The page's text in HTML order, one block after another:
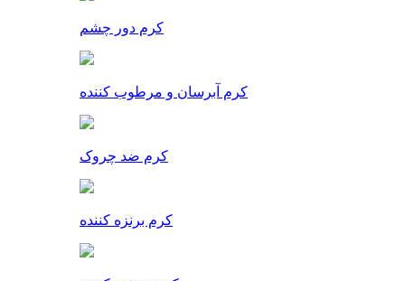
کرم دور چشم
کرم آبرسان و مرطوب کننده
کرم ضد چروک
کرم برنزه کننده